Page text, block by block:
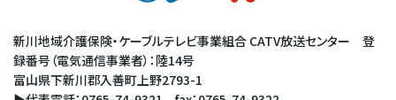
新川地域介護保険・ケーブルテレビ事業組合 CATV放送センター 登
録番号（電気通信事業者）：陸14号
富山県下新川郡入善町上野2793-1